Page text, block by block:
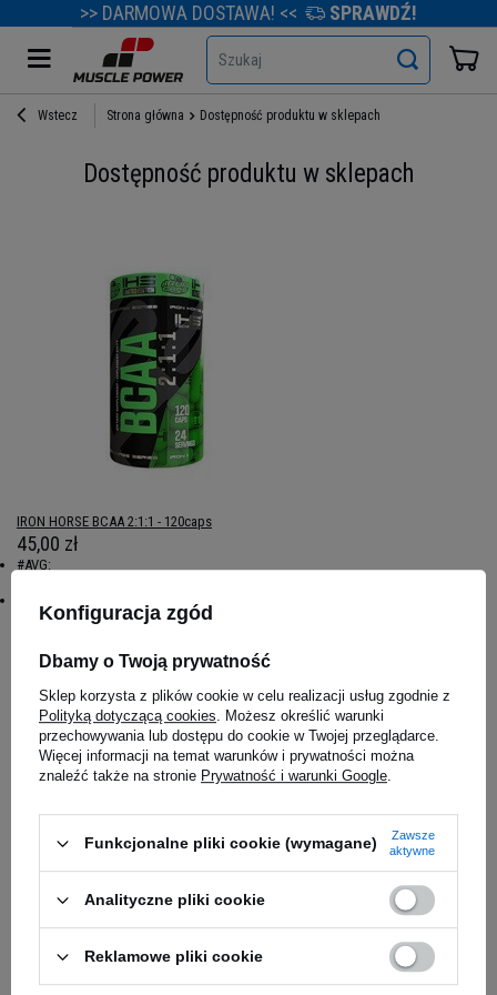
>> DARMOWA DOSTAWA! << SPRAWDŹ!
Szukaj
Wstecz Strona główna Dostępność produktu w sklepach
Dostępność produktu w sklepach
IRON HORSE BCAA 2:1:1 - 120caps
45,00 zł
#AVG:
IRON HORSE BCAA 2:1:1 - 120caps
Magazyn główny
Dostępny
Salon Częstochowa
Dostępny
Konfiguracja zgód
Dbamy o Twoją prywatność
Sklep korzysta z plików cookie w celu realizacji usług zgodnie z
Polityką dotyczącą cookies. Możesz określić warunki
przechowywania lub dostępu do cookie w Twojej przeglądarce.
Więcej informacji na temat warunków i prywatności można
znaleźć także na stronie Prywatność i warunki Google.
Funkcjonalne pliki cookie (wymagane)
Zawsze
aktywne
Analityczne pliki cookie
Reklamowe pliki cookie